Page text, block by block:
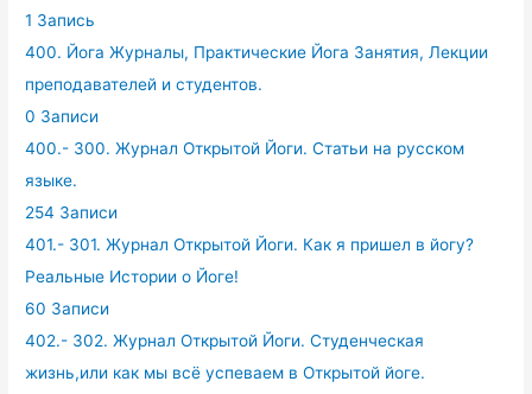
1 Запись
400. Йога Журналы, Практические Йога Занятия, Лекции
преподавателей и студентов.
0 Записи
400.- 300. Журнал Открытой Йоги. Статьи на русском
языке.
254 Записи
401.- 301. Журнал Открытой Йоги. Как я пришел в йогу?
Реальные Истории о Йоге!
60 Записи
402.- 302. Журнал Открытой Йоги. Студенческая
жизнь,или как мы всё успеваем в Открытой йоге.